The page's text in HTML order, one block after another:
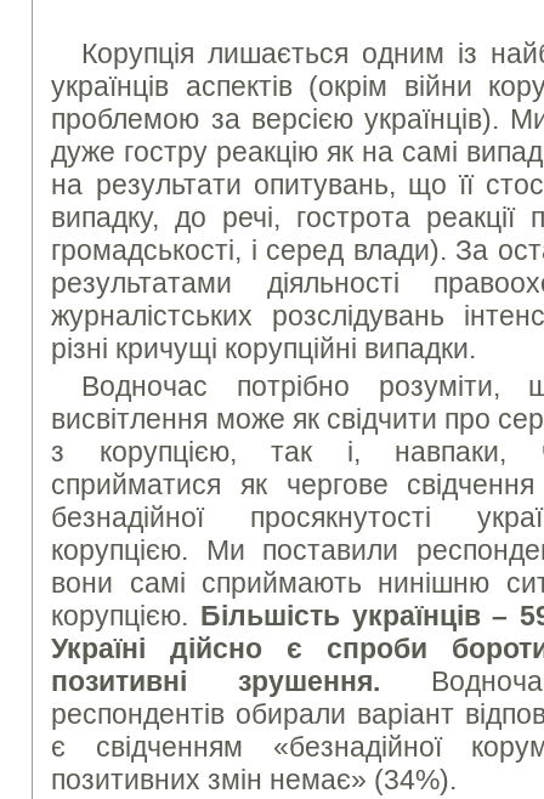
Корупція лишається одним із
українців аспектів (окрім війни
проблемою за версією українців).
дуже гостру реакцію як на самі
на результати опитувань, що її
випадку, до речі, гострота реакції
громадськості, і серед влади). За
результатами діяльності
журналістських розслідувань
різні кричущі корупційні випадки.
Водночас потрібно розуміти,
висвітлення може як свідчити про
з корупцією, так і, навпаки,
сприйматися як чергове
безнадійної просякнутості
корупцією. Ми поставили
вони самі сприймають нинішню
корупцією. Більшість українців
Україні дійсно є спроби
позитивні зрушення.
респондентів обирали варіант
є свідченням «безнадійної
позитивних змін немає» (34%).